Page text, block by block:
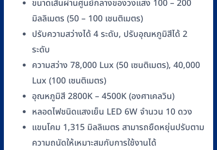
ขนาดเส้นผ่านศูนย์กลางของวงแสง 100 – 200
มิลลิเมตร (50 – 100 เชนติเมตร)
ปรับความสว่างได้ 4 ระดับ, ปรับอุณหภูมิสีได้ 2
ระดับ
ความสว่าง 78,000 Lux (50 เซนติเมตร), 40,000
Lux (100 เซนติเมตร)
อุณหภูมิสี 2800K – 4500K (องศาเคลวิน)
หลอดไฟชนิดแสงเย็น LED 6W จำนวน 10 ดวง
แขนโคม 1,315 มิลลิเมตร สามารถยืดหยุ่นปรับตาม
ความถนัดให้เหมาะสมกับการใช้งานได้